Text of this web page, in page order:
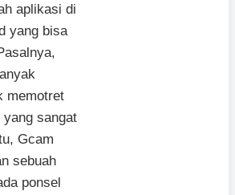
aplikasi di
yang bisa
memotret
sangat
Gcam
sebuah
ponsel